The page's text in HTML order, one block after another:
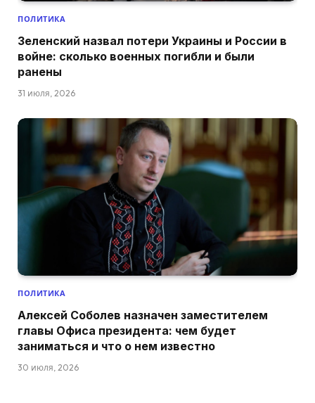
ПОЛИТИКА
Зеленский назвал потери Украины и России в
войне: сколько военных погибли и были
ранены
31 июля, 2026
ПОЛИТИКА
Алексей Соболев назначен заместителем
главы Офиса президента: чем будет
заниматься и что о нем известно
30 июля, 2026